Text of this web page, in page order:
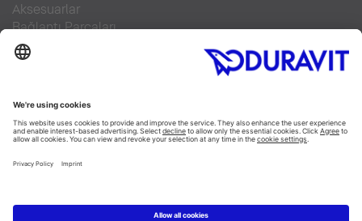
Aksesuarlar
Bağlantı Parçaları
Klozetler
Küvetler
Servis Hizmeti
Malzeme Bilgisi